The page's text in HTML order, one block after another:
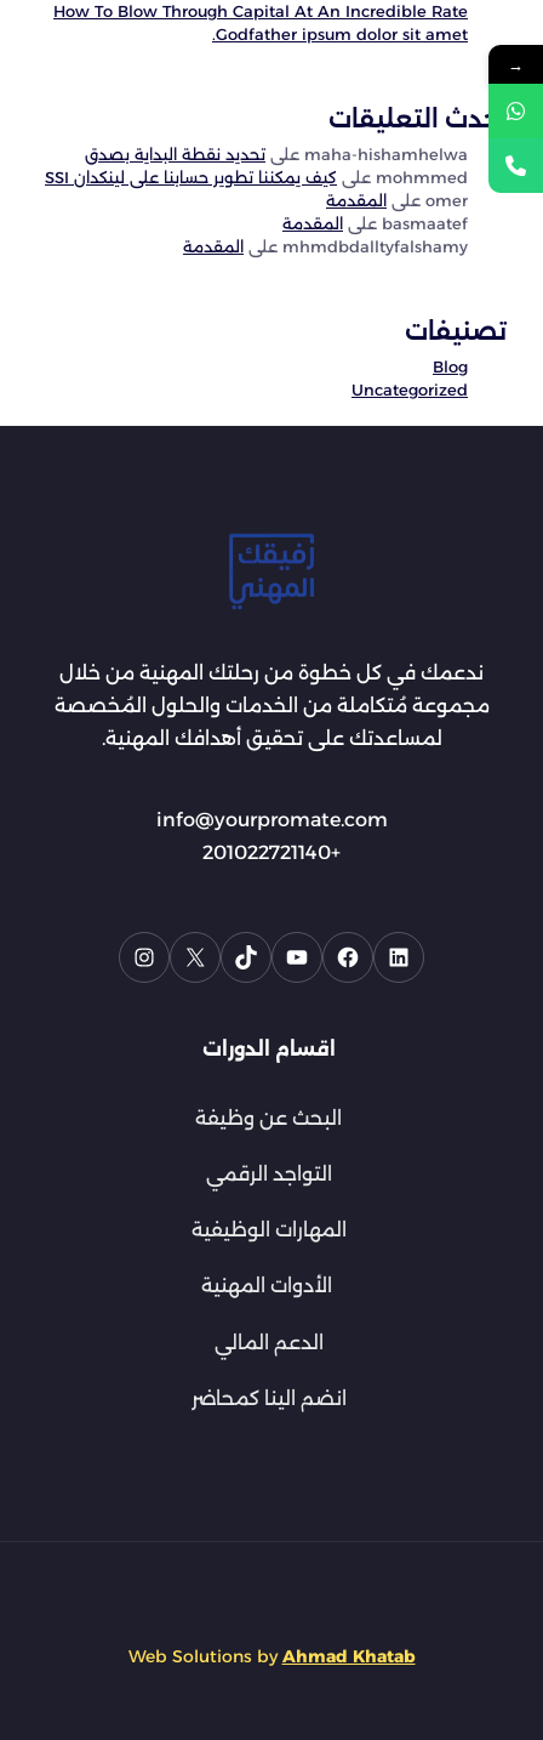
How To Blow Through Capital At An Incredible Rate
Godfather ipsum dolor sit amet.
أحدث التعليقات
maha-hishamhelwa على تحديد نقطة البداية بصدق
mohmmed على كيف يمكننا تطوير حسابنا على لينكدان SSI
omer على المقدمة
basmaatef على المقدمة
mhmdbdalltyfalshamy على المقدمة
تصنيفات
Blog
Uncategorized
ندعمك في كل خطوة من رحلتك المهنية من خلال
مجموعة مُتكاملة من الخدمات والحلول المُخصصة
لمساعدتك على تحقيق أهدافك المهنية.
info@yourpromate.com
+201022721140
اقسام الدورات
البحث عن وظيفة
التواجد الرقمي
المهارات الوظيفية
الأدوات المهنية
الدعم المالي
انضم الينا كمحاضر
Web Solutions byAhmad Khatab
→